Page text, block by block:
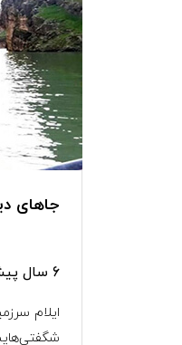
جاهای
6 سال پیش -
ایلام